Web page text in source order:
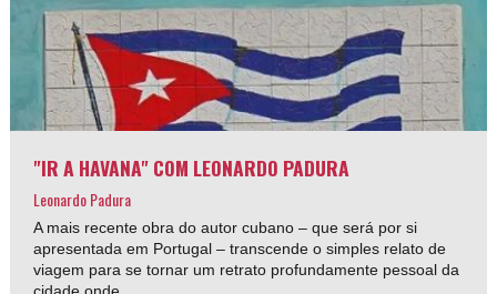
"IR A HAVANA" COM LEONARDO PADURA
Leonardo Padura
A mais recente obra do autor cubano – que será por si
apresentada em Portugal – transcende o simples relato de
viagem para se tornar um retrato profundamente pessoal da